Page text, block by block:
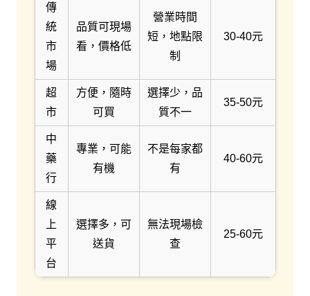
傳
統
市
場
品質可現場
看，價格低
營業時間
短，地點限
制
30-40元
超
市
方便，隨時
可買
選擇少，品
質不一
35-50元
中
藥
行
專業，可能
有機
不是每家都
有
40-60元
線
上
平
台
選擇多，可
送貨
無法現場檢
查
25-60元